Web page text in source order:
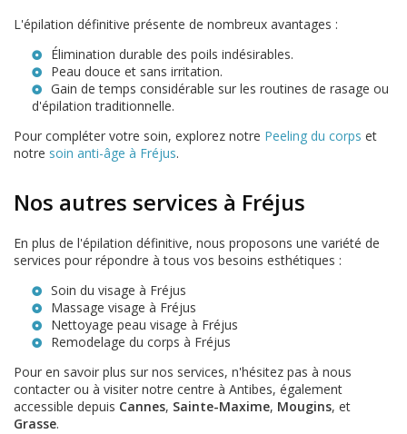
L'épilation définitive présente de nombreux avantages :
Élimination durable des poils indésirables.
Peau douce et sans irritation.
Gain de temps considérable sur les routines de rasage ou
d'épilation traditionnelle.
Pour compléter votre soin, explorez notre Peeling du corps et
notre soin anti-âge à Fréjus.
Nos autres services à Fréjus
En plus de l'épilation définitive, nous proposons une variété de
services pour répondre à tous vos besoins esthétiques :
Soin du visage à Fréjus
Massage visage à Fréjus
Nettoyage peau visage à Fréjus
Remodelage du corps à Fréjus
Pour en savoir plus sur nos services, n'hésitez pas à nous
contacter ou à visiter notre centre à Antibes, également
accessible depuis Cannes, Sainte-Maxime, Mougins, et
Grasse.